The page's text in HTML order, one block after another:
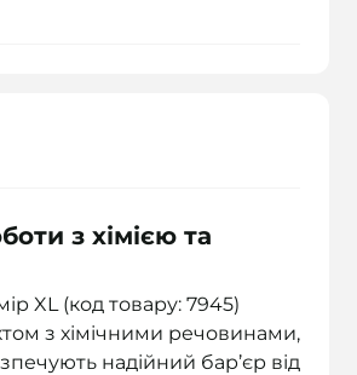
з хімією та
XL (код товару: 7945)
з хімічними речовинами,
надійний бар’єр від